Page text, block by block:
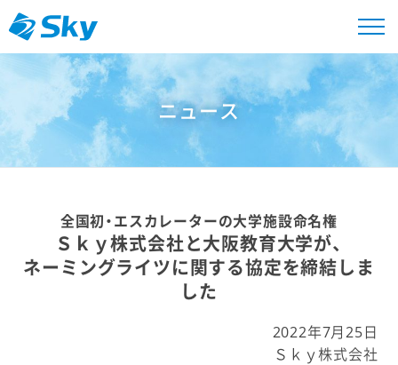
ニュース
全国初・エスカレーターの大学施設命名権
Ｓｋｙ株式会社と大阪教育大学が、
ネーミングライツに関する協定を締結しま
した
2022年7月25日
Ｓｋｙ株式会社